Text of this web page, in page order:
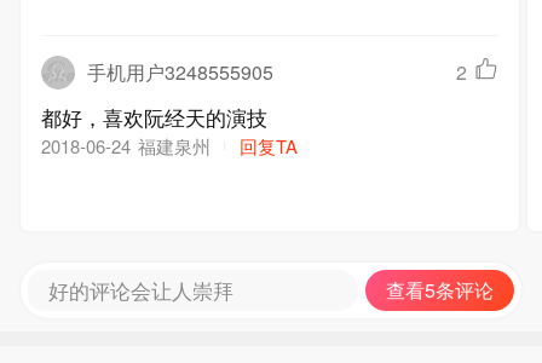
手机用户3248555905 2
都好，喜欢阮经天的演技
2018-06-24 福建泉州 回复TA
好的评论会让人崇拜 查看5条评论